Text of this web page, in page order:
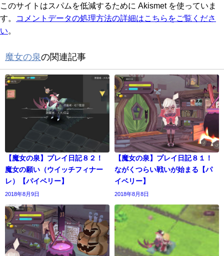
このサイトはスパムを低減するために Akismet を使っていま
す。
コメントデータの処理方法の詳細はこちらをご覧くださ
い
魔女の泉の関連記事
【魔女の泉】プレイ日記８２！
魔女の願い（ウイッチフィナー
レ）【パイベリー】
2018年8月9日
【魔女の泉】プレイ日記８１！
ながくつらい戦いが始まる【パ
イベリー】
2018年8月8日